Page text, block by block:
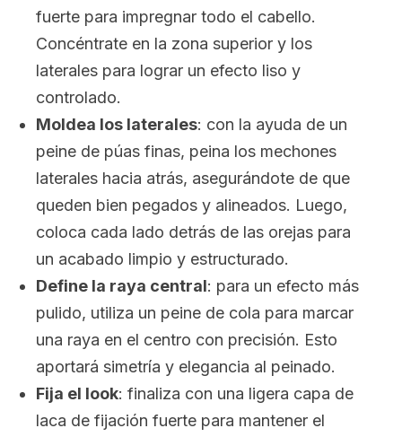
fuerte para impregnar todo el cabello.
Concéntrate en la zona superior y los
laterales para lograr un efecto liso y
controlado.
Moldea los laterales: con la ayuda de un
peine de púas finas, peina los mechones
laterales hacia atrás, asegurándote de que
queden bien pegados y alineados. Luego,
coloca cada lado detrás de las orejas para
un acabado limpio y estructurado.
Define la raya central: para un efecto más
pulido, utiliza un peine de cola para marcar
una raya en el centro con precisión. Esto
aportará simetría y elegancia al peinado.
Fija el look: finaliza con una ligera capa de
laca de fijación fuerte para mantener el